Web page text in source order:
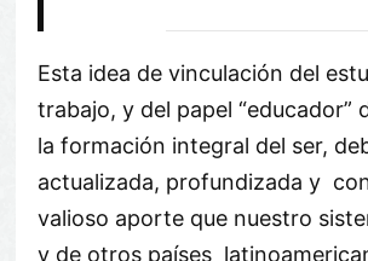
Esta idea de vinculación del
trabajo, y del papel “educador”
la formación integral del ser,
actualizada, profundizada y
valioso aporte que nuestro
y de otros países